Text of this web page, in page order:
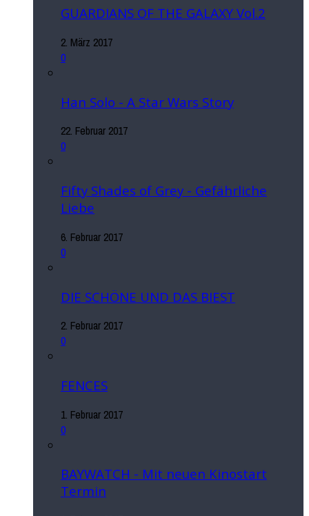
GUARDIANS OF THE GALAXY Vol.2
2. März 2017
0
Han Solo - A Star Wars Story
22. Februar 2017
0
Fifty Shades of Grey - Gefährliche
Liebe
6. Februar 2017
0
DIE SCHÖNE UND DAS BIEST
2. Februar 2017
0
FENCES
1. Februar 2017
0
BAYWATCH - Mit neuen Kinostart
Termin